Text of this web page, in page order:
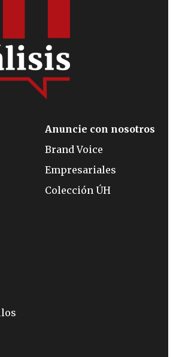
Anuncie con nosotros
Brand Voice
Empresariales
Colección ÚH